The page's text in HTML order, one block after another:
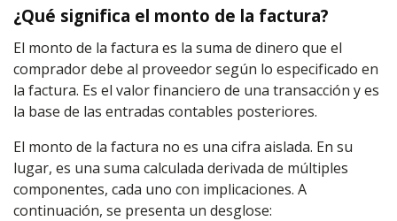
¿Qué significa el monto de la factura?
El monto de la factura es la suma de dinero que el
comprador debe al proveedor según lo especificado en
la factura. Es el valor financiero de una transacción y es
la base de las entradas contables posteriores.
El monto de la factura no es una cifra aislada. En su
lugar, es una suma calculada derivada de múltiples
componentes, cada uno con implicaciones. A
continuación, se presenta un desglose: